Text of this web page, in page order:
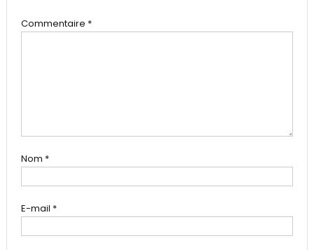
Commentaire *
Nom *
E-mail *